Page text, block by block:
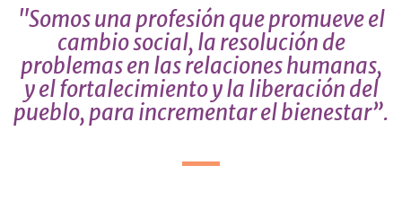
"Somos una profesión que promueve el
cambio social, la resolución de
problemas en las relaciones humanas,
y el fortalecimiento y la liberación del
pueblo, para incrementar el bienestar”.